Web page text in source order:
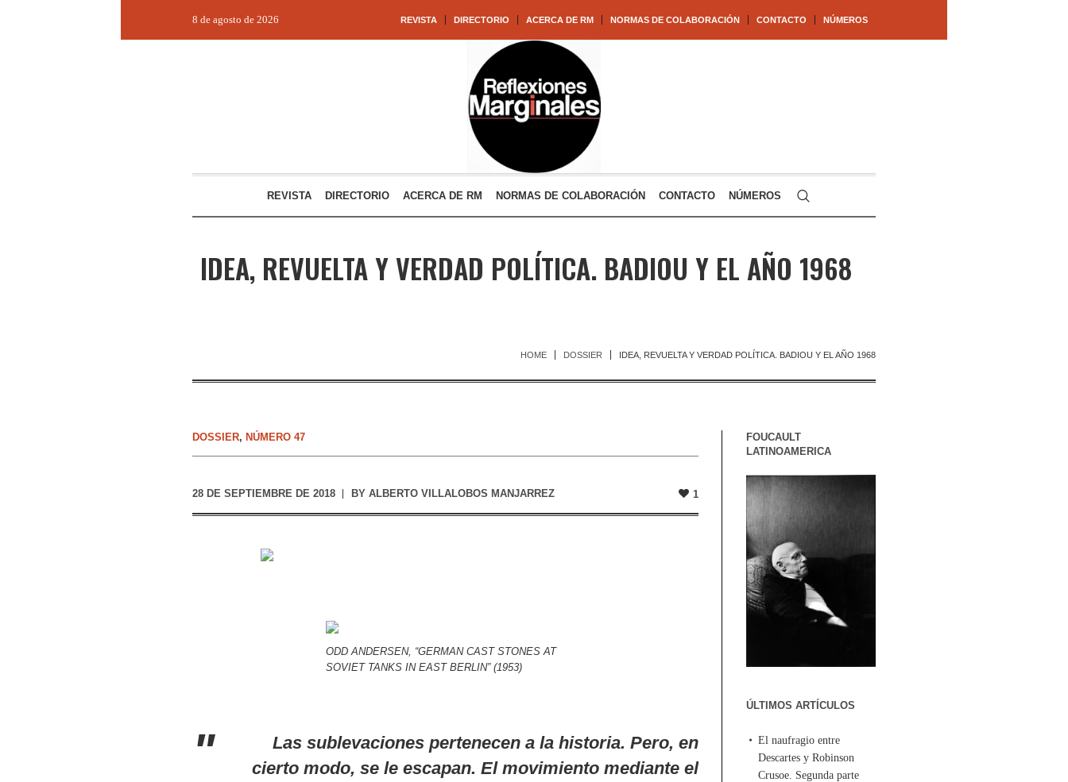
REVISTA DIRECTORIO ACERCA DE RM NORMAS DE COLABORACIÓN CONTACTO NÚMEROS
8 de agosto de 2026
REVISTA DIRECTORIO ACERCA DE RM NORMAS DE COLABORACIÓN CONTACTO NÚMEROS
IDEA, REVUELTA Y VERDAD POLÍTICA. BADIOU Y EL AÑO 1968
HOME DOSSIER IDEA, REVUELTA Y VERDAD POLÍTICA. BADIOU Y EL AÑO 1968
DOSSIER, NÚMERO 47
28 DE SEPTIEMBRE DE 2018 BY ALBERTO VILLALOBOS MANJARREZ 1
ODD ANDERSEN, “GERMAN CAST STONES AT
SOVIET TANKS IN EAST BERLIN” (1953)
Las sublevaciones pertenecen a la historia. Pero, en
cierto modo, se le escapan. El movimiento mediante el
FOUCAULT
LATINOAMERICA
ÚLTIMOS ARTÍCULOS
El naufragio entre
Descartes y Robinson
Crusoe. Segunda parte